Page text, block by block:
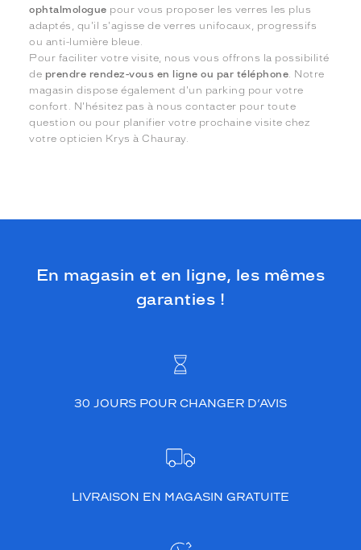
ophtalmologue pour vous proposer les verres les plus
adaptés, qu'il s'agisse de verres unifocaux, progressifs
ou anti-lumière bleue.
Pour faciliter votre visite, nous vous offrons la possibilité
de prendre rendez-vous en ligne ou par téléphone. Notre
magasin dispose également d'un parking pour votre
confort. N'hésitez pas à nous contacter pour toute
question ou pour planifier votre prochaine visite chez
votre opticien Krys à Chauray.
En magasin et en ligne, les mêmes
garanties !
30 JOURS POUR CHANGER D’AVIS
LIVRAISON EN MAGASIN GRATUITE